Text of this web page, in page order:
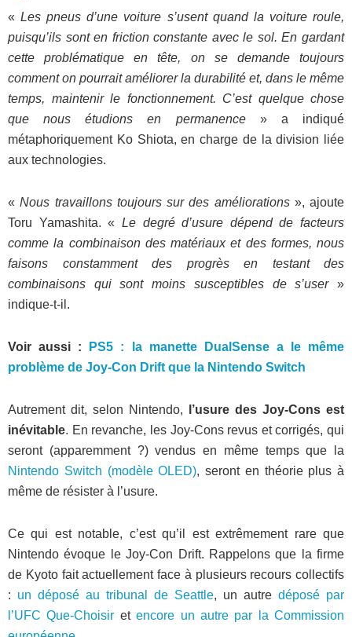
«Les pneus d’une voiture s’usent quand la voiture roule,
puisqu’ils sont en friction constante avec le sol. En gardant
cette problématique en tête, on se demande toujours
comment on pourrait améliorer la durabilité et, dans le même
temps, maintenir le fonctionnement. C’est quelque chose
que nous étudions en permanence» a indiqué
métaphoriquement Ko Shiota, en charge de la division liée
aux technologies.
«Nous travaillons toujours sur des améliorations», ajoute
Toru Yamashita. « Le degré d’usure dépend de facteurs
comme la combinaison des matériaux et des formes, nous
faisons constamment des progrès en testant des
combinaisons qui sont moins susceptibles de s’user »
indique-t-il.
Voir aussi :
PS5 : la manette DualSense a le même
problème de Joy-Con Drift que la Nintendo Switch
Autrement dit, selon Nintendo,
l’usure des Joy-Cons est
inévitable. En revanche, les Joy-Cons revus et corrigés, qui
seront (apparemment ?) vendus en même temps que la
Nintendo Switch (modèle OLED), seront en théorie plus à
même de résister à l’usure.
Ce qui est notable, c’est qu’il est extrêmement rare que
Nintendo évoque le Joy-Con Drift. Rappelons que la firme
de Kyoto fait actuellement face à plusieurs recours collectifs
: un déposé au tribunal de Seattle, un autre déposé par
l’UFC Que-Choisir etencore un autre par la Commission